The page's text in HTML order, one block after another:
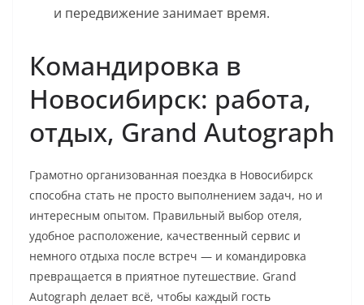
и передвижение занимает время.
Командировка в
Новосибирск: работа,
отдых, Grand Autograph
Грамотно организованная поездка в Новосибирск
способна стать не просто выполнением задач, но и
интересным опытом. Правильный выбор отеля,
удобное расположение, качественный сервис и
немного отдыха после встреч — и командировка
превращается в приятное путешествие. Grand
Autograph делает всё, чтобы каждый гость